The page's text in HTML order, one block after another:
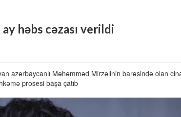
həbs cəzası verildi
azərbaycanlı Məhəmməd Mirzəlinin barəsində olan
prosesi başa çatıb